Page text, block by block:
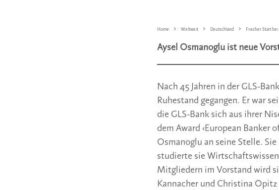
Home Weltweit Deutschland Frischer Start
Aysel Osmanoglu ist neue
Nach 45 Jahren in der GLS-
Ruhestand gegangen. Er war
die GLS-Bank sich aus ihrer
dem Award ‹European Banker
Osmanoglu an seine Stelle.
studierte sie
Mitgliedern im Vorstand wird
Kannacher und Christina